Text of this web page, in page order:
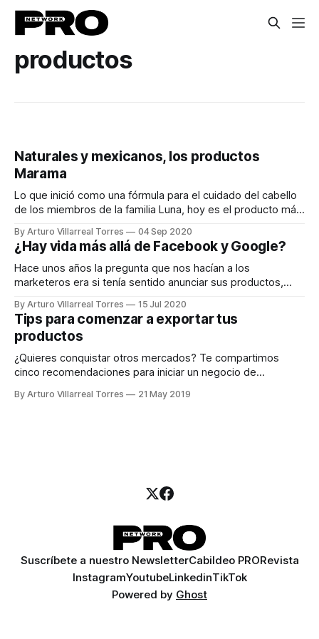
productos
Naturales y mexicanos, los productos
Marama
Lo que inició como una fórmula para el cuidado del cabello
de los miembros de la familia Luna, hoy es el producto más
By Arturo Villarreal Torres 04 Sep 2020
¿Hay vida más allá de Facebook y Google?
Hace unos años la pregunta que nos hacían a los
marketeros era si tenía sentido anunciar sus productos,
By Arturo Villarreal Torres 15 Jul 2020
Tips para comenzar a exportar tus
productos
¿Quieres conquistar otros mercados? Te compartimos
cinco recomendaciones para iniciar un negocio de
By Arturo Villarreal Torres 21 May 2019
Suscríbete a nuestro NewsletterCabildeo PRORevista
InstagramYoutubeLinkedinTikTok
Powered by Ghost